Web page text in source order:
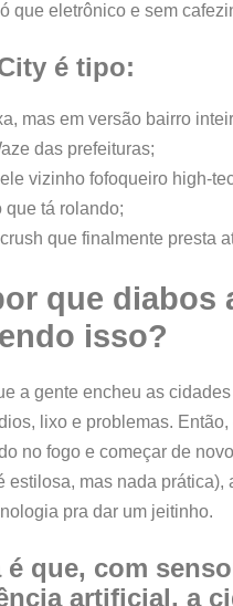
que eletrônico e sem
é tipo:
mas em versão bairro
das prefeituras;
vizinho fofoqueiro high-
que tá rolando;
que finalmente presta
que diabos
isso?
a gente encheu as
lixo e problemas.
no fogo e começar de
estilosa, mas nada prática),
pra dar um jeitinho.
é que, com
artificial, a